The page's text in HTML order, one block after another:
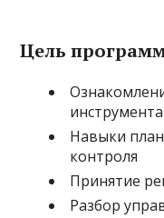
Цель
Навыки
контроля
Принятие
Разбор